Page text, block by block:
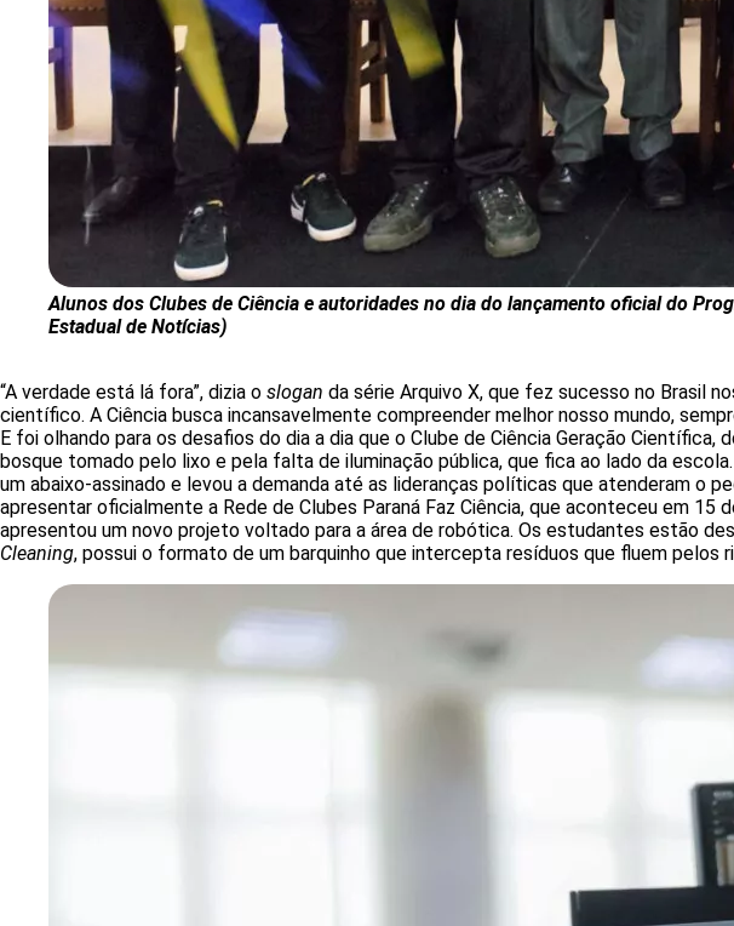
Alunos dos Clubes de Ciência e autoridades no dia do lançamento oficial do
Estadual de Notícias)
“A verdade está lá fora”, dizia o slogan da série Arquivo X, que fez sucesso no Brasil
científico. A Ciência busca incansavelmente compreender melhor nosso mundo,
E foi olhando para os desafios do dia a dia que o Clube de Ciência Geração
bosque tomado pelo lixo e pela falta de iluminação pública, que fica ao lado da
um abaixo-assinado e levou a demanda até as lideranças políticas que atenderam o
apresentar oficialmente a Rede de Clubes Paraná Faz Ciência, que aconteceu em
apresentou um novo projeto voltado para a área de robótica. Os estudantes estão
Cleaning, possui o formato de um barquinho que intercepta resíduos que fluem pelos